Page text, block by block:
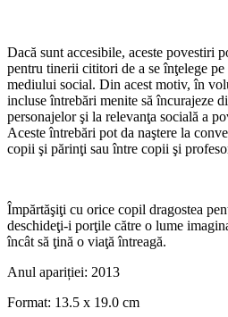
Dacă sunt accesibile, aceste povestiri
pentru tinerii cititori de a se înţelege
mediului social. Din acest motiv, în
incluse întrebări menite să încurajeze
personajelor şi la relevanţa socială a
Aceste întrebări pot da naştere la
copii şi părinţi sau între copii şi
Împărtăşiţi cu orice copil dragostea
deschideţi-i porţile către o lume
încât să ţină o viaţă întreagă.
Anul apariției: 2013
Format: 13.5 x 19.0 cm